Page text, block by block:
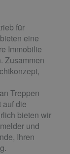
für
eine
Immobilie
Zusammen
Treppen
auf die
bieten wir
und
Ihren